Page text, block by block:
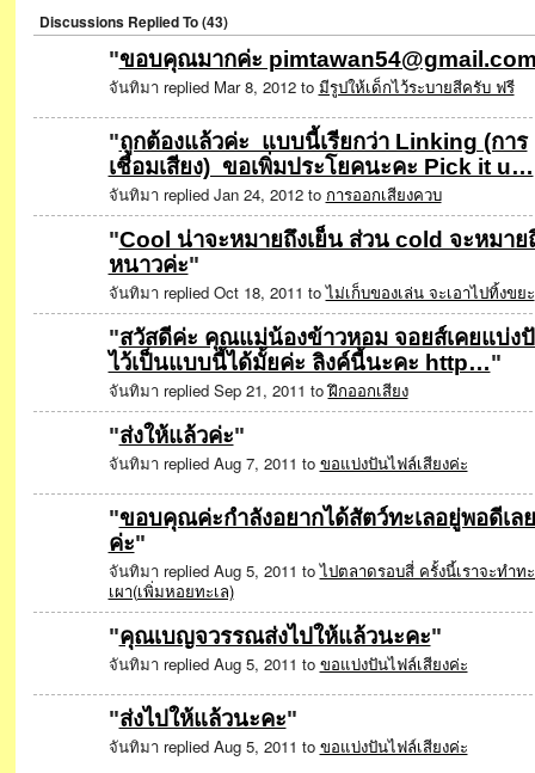
Discussions Replied To (43)
"ขอบคุณมากค่ะ
จันทิมา replied Mar 8, 2012 to มีรูปให้เด็กไว้ระบายสีครับ ฟรี
"ถูกต้องแล้วค่ะ แบบนี้เรียกว่า Linking (การ
เชื่อมเสียง) ขอเพิ่มประโยคนะคะ Pick it u…
จันทิมา replied Jan 24, 2012 to การออกเสียงควบ
"Cool น่าจะหมายถึงเย็น ส่วน cold จะหมาย
หนาวค่ะ"
จันทิมา replied Oct 18, 2011 toไม่เก็บของเล่น จะเอาไปทิ้งขยะ
"สวัสดีค่ะ คุณแม่น้องข้าวหอม จอยส์เคยแบ่ง
ไว้เป็นแบบนี้ได้มั้ยค่ะ ลิงค์นี้นะคะ http…"
จันทิมา replied Sep 21, 2011 toฝึกออกเสียง
"ส่งให้แล้วค่ะ"
จันทิมา replied Aug 7, 2011 to ขอแบ่งปันไฟล์เสียงค่ะ
"ขอบคุณค่ะกำลังอยากได้สัตว์ทะเลอยู่พอดีเลย
ค่ะ"
จันทิมา replied Aug 5, 2011 toไปตลาดรอบสี่ ครั้งนี้เราจะทำท
เผา(เพิ่มหอยทะเล)
"คุณเบญจวรรณส่งไปให้แล้วนะคะ"
จันทิมา replied Aug 5, 2011 to ขอแบ่งปันไฟล์เสียงค่ะ
"ส่งไปให้แล้วนะคะ"
จันทิมา replied Aug 5, 2011 to ขอแบ่งปันไฟล์เสียงค่ะ